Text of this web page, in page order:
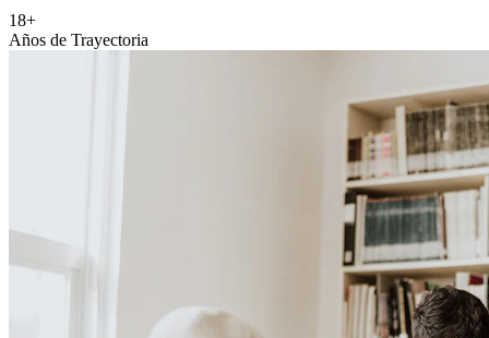
18+
Años de Trayectoria